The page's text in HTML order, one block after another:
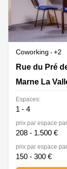
Coworking
+2
Rue du Pré
Rue du Pré
Marne La
Espaces:
1 - 4
prix par espace
208 - 1.500 €
prix par espace
150 - 300 €